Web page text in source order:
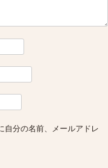
自分の名前、メールアドレ